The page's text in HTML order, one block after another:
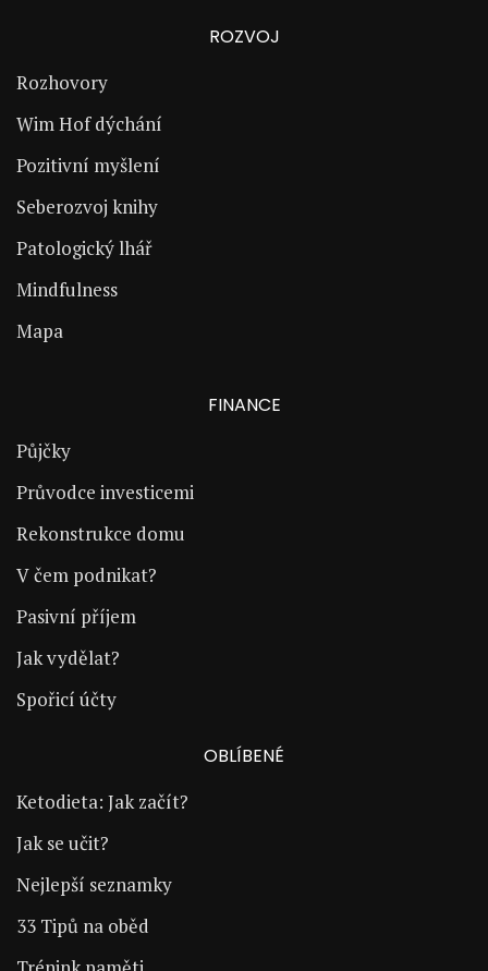
ROZVOJ
Rozhovory
Wim Hof dýchání
Pozitivní myšlení
Seberozvoj knihy
Patologický lhář
Mindfulness
Mapa
FINANCE
Půjčky
Průvodce investicemi
Rekonstrukce domu
V čem podnikat?
Pasivní příjem
Jak vydělat?
Spořicí účty
OBLÍBENÉ
Ketodieta: Jak začít?
Jak se učit?
Nejlepší seznamky
33 Tipů na oběd